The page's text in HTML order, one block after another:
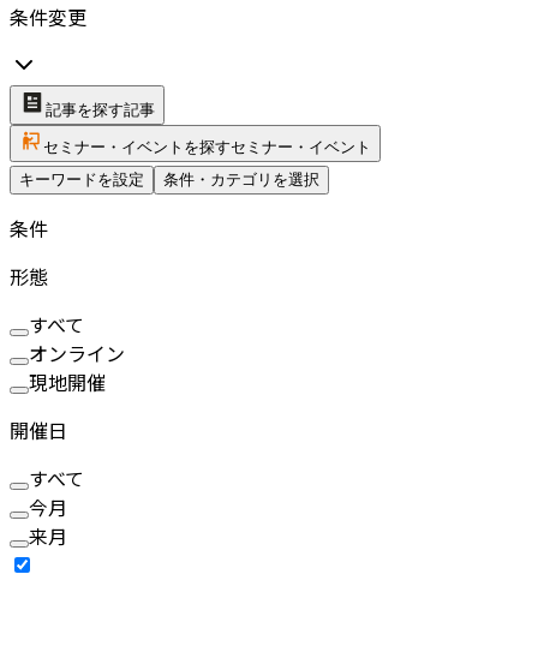
条件変更
記事を探す記事
セミナー・イベントを探すセミナー・イベント
キーワードを設定
条件・カテゴリを選択
条件
形態
すべて
オンライン
現地開催
開催日
すべて
今月
来月